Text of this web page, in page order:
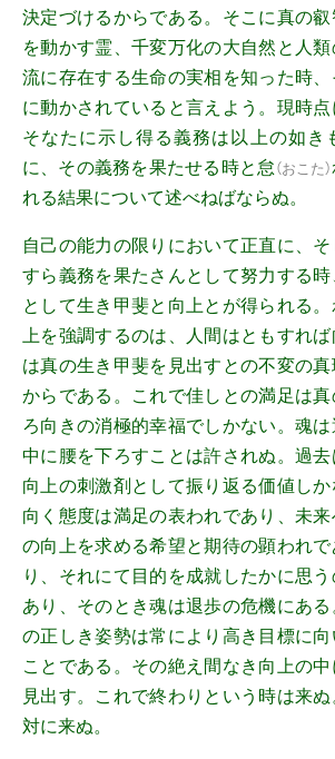
決定づけるからである。そこに真の
を動かす霊、千変万化の大自然と人
流に存在する生命の実相を知った時
に動かされていると言えよう。現時
そなたに示し得る義務は以上の如き
に、その義務を果たせる時と怠（おこた）
れる結果について述べねばならぬ。
自己の能力の限りにおいて正直に、
すら義務を果たさんとして努力する
として生き甲斐と向上とが得られる
上を強調するのは、人間はともすれ
は真の生き甲斐を見出すとの不変の
からである。これで佳しとの満足は
ろ向きの消極的幸福でしかない。魂
中に腰を下ろすことは許されぬ。過
向上の刺激剤として振り返る価値し
向く態度は満足の表われであり、未
の向上を求める希望と期待の顕われ
り、それにて目的を成就したかに思
あり、そのとき魂は退歩の危機にあ
の正しき姿勢は常により高き目標に
ことである。その絶え間なき向上の
見出す。これで終わりという時は来
対に来ぬ。